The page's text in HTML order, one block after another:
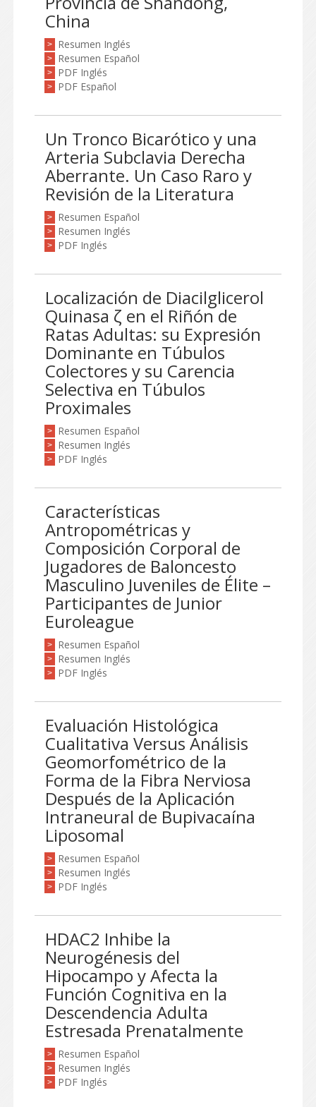
China
> Resumen Inglés
> Resumen Español
> PDF Inglés
> PDF Español
Un Tronco Bicarótico y una
Arteria Subclavia Derecha
Aberrante. Un Caso Raro y
Revisión de la Literatura
> Resumen Español
> Resumen Inglés
> PDF Inglés
Localización de Diacilglicerol
Quinasa ζ en el Riñón de
Ratas Adultas: su Expresión
Dominante en Túbulos
Colectores y su Carencia
Selectiva en Túbulos
Proximales
> Resumen Español
> Resumen Inglés
> PDF Inglés
Características
Antropométricas y
Composición Corporal de
Jugadores de Baloncesto
Masculino Juveniles de Élite –
Participantes de Junior
Euroleague
> Resumen Español
> Resumen Inglés
> PDF Inglés
Evaluación Histológica
Cualitativa Versus Análisis
Geomorfométrico de la
Forma de la Fibra Nerviosa
Después de la Aplicación
Intraneural de Bupivacaína
Liposomal
> Resumen Español
> Resumen Inglés
> PDF Inglés
HDAC2 Inhibe la
Neurogénesis del
Hipocampo y Afecta la
Función Cognitiva en la
Descendencia Adulta
Estresada Prenatalmente
> Resumen Español
> Resumen Inglés
> PDF Inglés